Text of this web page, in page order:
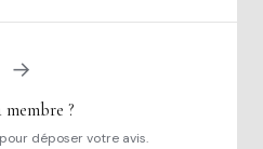
→
?
déposer votre avis.